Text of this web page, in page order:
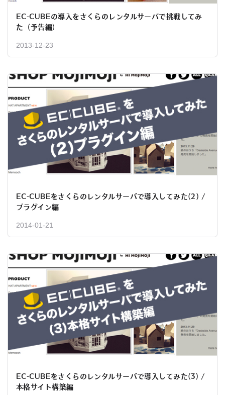
EC-CUBEの導入をさくらのレンタルサーバで挑戦してみ
た（予告編）
2013-12-23
EC-CUBEをさくらのレンタルサーバで導入してみた(2) /
プラグイン編
2014-01-21
EC-CUBEをさくらのレンタルサーバで導入してみた(3) /
本格サイト構築編